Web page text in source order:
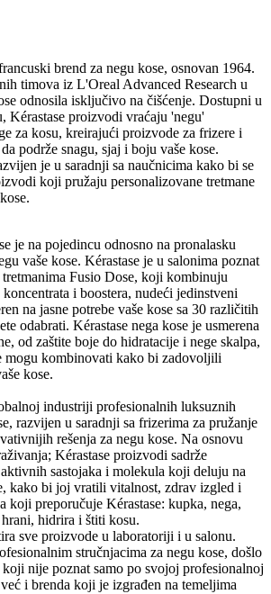
brend za negu kose, osnovan 1964.
timova iz L'Oreal Advanced Research u
odnosila isključivo na čišćenje. Dostupni u
Kérastase proizvodi vraćaju 'negu'
za kosu, kreirajući proizvode za frizere i
podrže snagu, sjaj i boju vaše kose.
je u saradnji sa naučnicima kako bi se
koji pružaju personalizovane tretmane
je na pojedincu odnosno na pronalasku
vaše kose. Kérastase je u salonima poznat
Fusio Dose, koji kombinuju
i boostera, nudeći jedinstveni
na jasne potrebe vaše kose sa 30 različitih
odabrati. Kérastase nega kose je usmerena
od zaštite boje do hidratacije i nege skalpa,
mogu kombinovati kako bi zadovoljili
kose.
industriji profesionalnih luksuznih
razvijen u saradnji sa frizerima za pružanje
rešenja za negu kose. Na osnovu
Kérastase proizvodi sadrže
sastojaka i molekula koji deluju na
kako bi joj vratili vitalnost, zdrav izgled i
koji preporučuje Kérastase: kupka, nega,
hidrira i štiti kosu.
sve proizvode u laboratoriji i u salonu.
stručnjacima za negu kose, došlo
nije poznat samo po svojoj profesionalnoj
i brenda koji je izgrađen na temeljima